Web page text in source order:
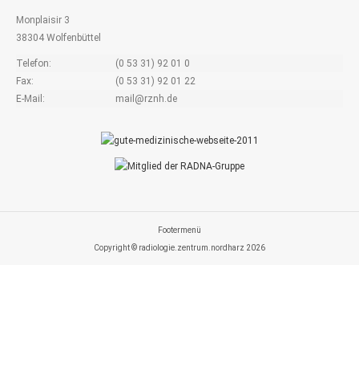
Monplaisir 3
38304 Wolfenbüttel
Telefon:
(0 53 31) 92 01 0
Fax:
(0 53 31) 92 01 22
E-Mail:
mail@rznh.de
Footermenü
Copyright © radiologie.zentrum.nordharz 2026